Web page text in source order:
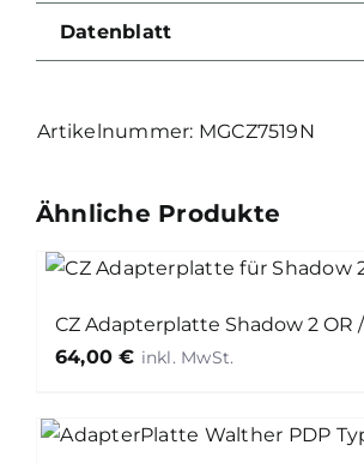
Datenblatt
MGCZ7519N
Ähnliche Produkte
CZ Adapterplatte Shadow 2 OR
64,00€